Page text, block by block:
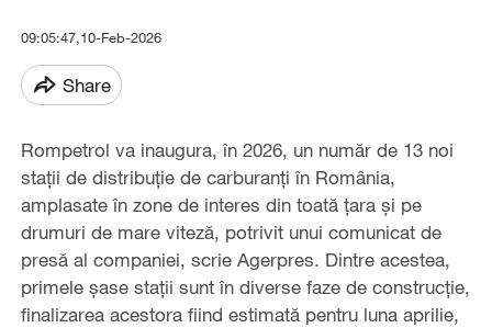
09:05:47,10-Feb-2026
Share
Rompetrol va inaugura, în 2026, un număr de 13 noi
staţii de distribuţie de carburanţi în România,
amplasate în zone de interes din toată ţara şi pe
drumuri de mare viteză, potrivit unui comunicat de
presă al companiei, scrie Agerpres. Dintre acestea,
primele şase staţii sunt în diverse faze de construcţie,
finalizarea acestora fiind estimată pentru luna aprilie,